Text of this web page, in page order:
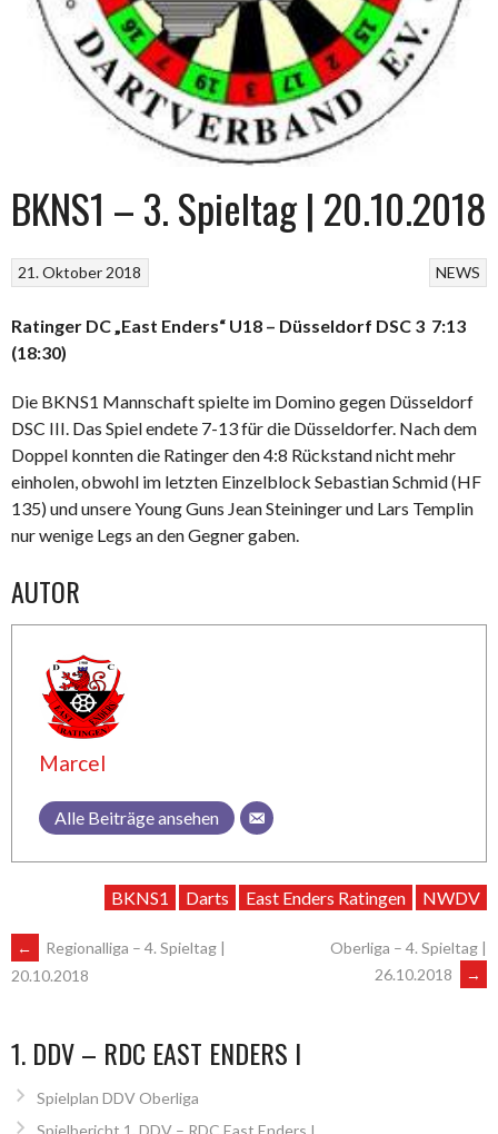
BKNS1 – 3. Spieltag | 20.10.2018
NEWS
21. Oktober 2018
Ratinger DC „East Enders“ U18 – Düsseldorf DSC 3 7:13
(18:30)
Die BKNS1 Mannschaft spielte im Domino gegen Düsseldorf
DSC III. Das Spiel endete 7-13 für die Düsseldorfer. Nach dem
Doppel konnten die Ratinger den 4:8 Rückstand nicht mehr
einholen, obwohl im letzten Einzelblock Sebastian Schmid (HF
135) und unsere Young Guns Jean Steininger und Lars Templin
nur wenige Legs an den Gegner gaben.
AUTOR
Marcel
Alle Beiträge ansehen
BKNS1 Darts East Enders Ratingen NWDV
ARTIKEL-
←
Regionalliga – 4. Spieltag |
20.10.2018
Oberliga – 4. Spieltag |
26.10.2018
→
1. DDV – RDC EAST ENDERS I
Spielplan DDV Oberliga